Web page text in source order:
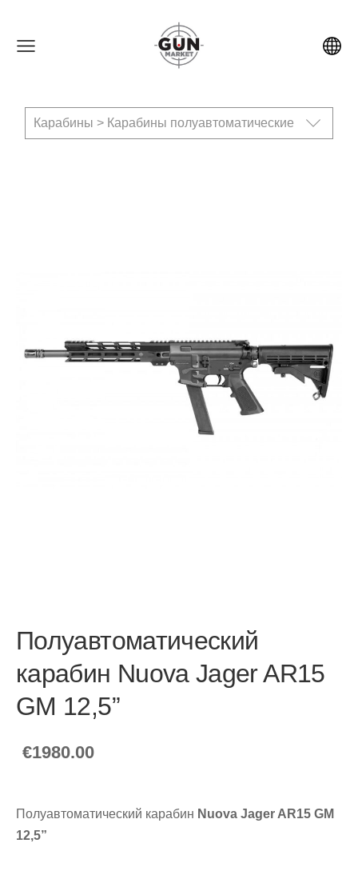
Карабины > Карабины полуавтоматические
Полуавтоматический
карабин Nuova Jager AR15
GM 12,5”
€1980.00
Полуавтоматический карабин Nuova Jager AR15 GM
12,5”